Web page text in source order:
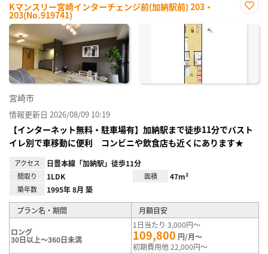
Kマンスリー宮崎インターチェンジ前(加納駅前) 203・
203(No.919741)
に入
宮崎市
情報更新日 2026/08/09 10:19
【インターネット無料・駐車場有】加納駅まで徒歩11分でバスト
イレ別で車移動に便利 コンビニや飲食店も近くにあります★
アクセス 日豊本線「加納駅」徒歩11分
間取り 1LDK 面積 47m²
築年数 1995年 8月 築
プラン名・期間 月額目安
ロング
30日以上～360日未満
1日当たり 3,000円～
109,800 円/月～
初期費用他 22,000円～